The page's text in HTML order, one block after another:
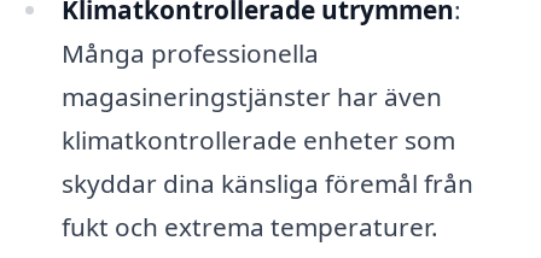
Klimatkontrollerade utrymmen:
Många professionella
magasineringstjänster har även
klimatkontrollerade enheter som
skyddar dina känsliga föremål från
fukt och extrema temperaturer.